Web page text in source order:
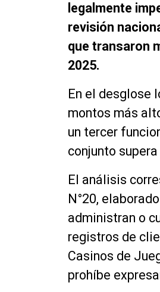
legalmente
revisión
que transaron
2025.
En el desglose
montos más
un tercer
conjunto
El análisis
N°20,
administran o
registros de
Casinos de
prohíbe